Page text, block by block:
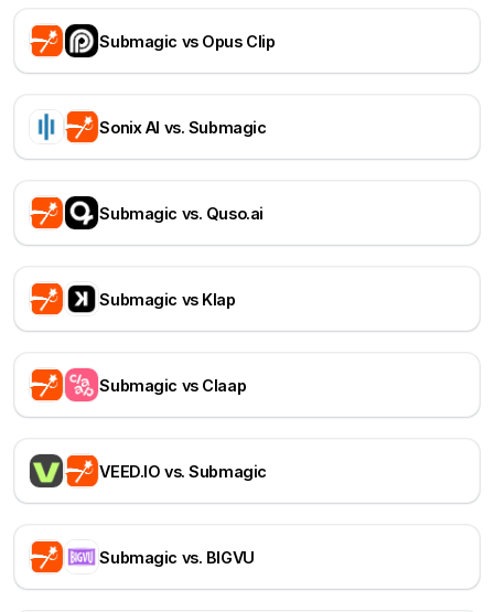
Submagic vs Opus Clip
Sonix AI vs. Submagic
Submagic vs. Quso.ai
Submagic vs Klap
Submagic vs Claap
VEED.IO vs. Submagic
Submagic vs. BIGVU